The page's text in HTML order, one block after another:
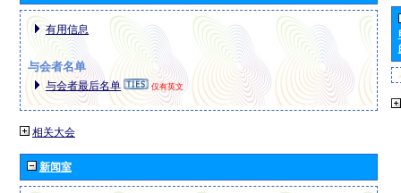
有用信息
与会者名单
与会者最后名单 仅有英文
相关大会
新闻室